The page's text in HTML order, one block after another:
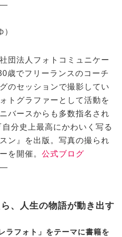
団法人フォトコミュニケー
歳でフリーランスのコーチ
のセッションで撮影してい
トグラファーとして活動を
バースからも多数指名され
分史上最高にかわいく写る
ン』を出版。写真の撮られ
を開催。 公式ブログ
、人生の物語が動き出す
フォト」をテーマに書籍を